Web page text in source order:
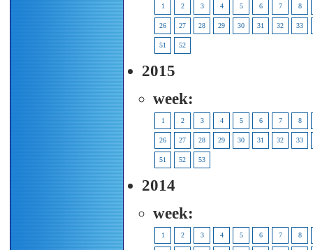
1 2 3 4 5 6 7 8
26 27 28 29 30 31 32 33
51 52
2015
week:
1 2 3 4 5 6 7 8
26 27 28 29 30 31 32 33
51 52 53
2014
week:
1 2 3 4 5 6 7 8